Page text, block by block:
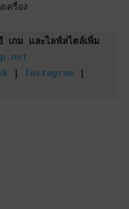
ครื่อง
เกม และไลฟ์สไตล์เพิ่ม
| Instagram